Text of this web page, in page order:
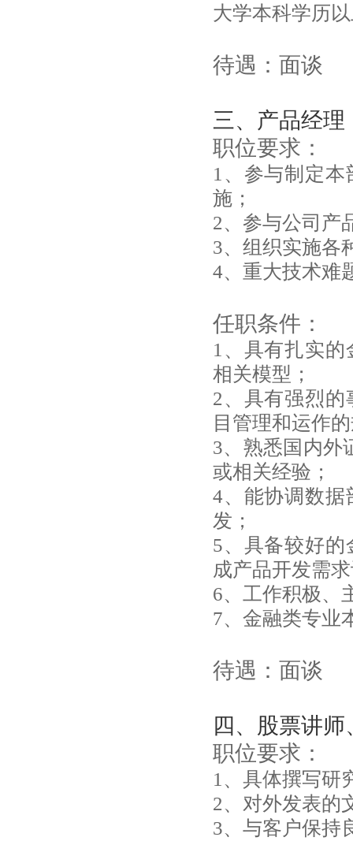
大学本科学历
待遇：面谈
三、产品经理
职位要求：
1、参与制定
施；
2、参与公司产
3、组织实施各
4、重大技术难
任职条件：
1、具有扎实
相关模型；
2、具有强烈
目管理和运作
3、熟悉国内外
或相关经验；
4、能协调数据
发；
5、具备较好
成产品开发需
6、工作积极、
7、金融类专业
待遇：面谈
四、股票讲师
职位要求：
1、具体撰写研
2、对外发表的
3、与客户保持